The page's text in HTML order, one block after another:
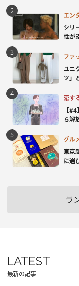
エン
シリ
性が
ファ
ユニ
ツ」
恋す
【
ら解
グル
東京
に選
ラ
LATEST
最新の記事